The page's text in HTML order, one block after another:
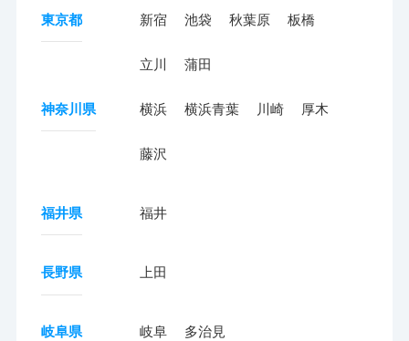
東京都 新宿 池袋 秋葉原 板橋
立川 蒲田
神奈川県 横浜 横浜青葉 川崎 厚木
藤沢
福井県 福井
長野県 上田
岐阜県 岐阜 多治見